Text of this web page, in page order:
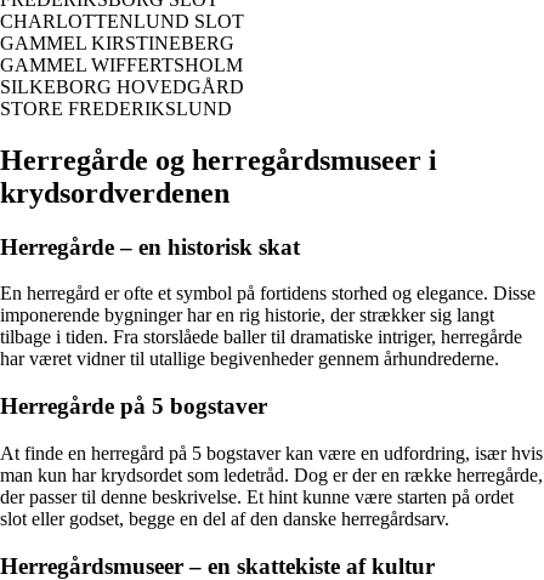
CHARLOTTENLUND SLOT
GAMMEL KIRSTINEBERG
GAMMEL WIFFERTSHOLM
SILKEBORG HOVEDGÅRD
STORE FREDERIKSLUND
Herregårde og herregårdsmuseer i
krydsordverdenen
Herregårde – en historisk skat
En herregård er ofte et symbol på fortidens storhed og elegance. Disse
imponerende bygninger har en rig historie, der strækker sig langt
tilbage i tiden. Fra storslåede baller til dramatiske intriger, herregårde
har været vidner til utallige begivenheder gennem århundrederne.
Herregårde på 5 bogstaver
At finde en herregård på 5 bogstaver kan være en udfordring, især hvis
man kun har krydsordet som ledetråd. Dog er der en række herregårde,
der passer til denne beskrivelse. Et hint kunne være starten på ordet
slot eller godset, begge en del af den danske herregårdsarv.
Herregårdsmuseer – en skattekiste af kultur